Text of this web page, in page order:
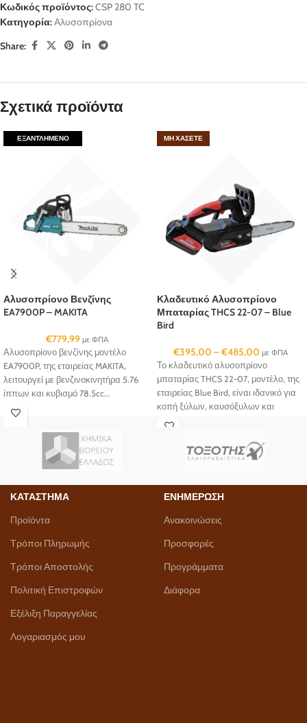
Κωδικός προϊόντος:CSP 280 TC
Κατηγορία:Αλυσοπρίονα
Share:
Σχετικά προϊόντα
ΕΞΑΝΤΛΗΜΈΝΟ
Αλυσοπρίονο Βενζίνης
EA7900P – MAKITA
€779,99 με ΦΠΑ
Αλυσοπρίονο βενζίνης μοντέλο
EA7900P, της εταιρείας MAKITA,
λειτουργεί με βενζινοκινητήρα 5.76
ίππων και κυβισμό 78.5cc...
ΜΗ ΧΆΣΕΤΕ
Κλαδευτικό Αλυσοπρίονο
Μπαταρίας THCS 22-07 – Blue
Bird
€395,00 –€485,00 με ΦΠΑ
Το κλαδευτικό αλυσοπρίονο
μπαταρίας THCS 22-07, μοντέλο, της
εταιρείας Blue Bird, είναι ιδανικό για
κοπή ξύλων, καυσόξυλων και
μικρών δέντρων...
ΚΑΤΑΣΤΗΜΑ
Προϊόντα
Τρόποι Πληρωμής
Τρόποι Αποστολής
Πολιτική Επιστροφών
Εξέλιξη Παραγγελίας
Λογαριασμός μου
ΕΝΗΜΕΡΩΣΗ
Ανακοινώσεις
Προσφορές
Προγράμματα
Διάφορα